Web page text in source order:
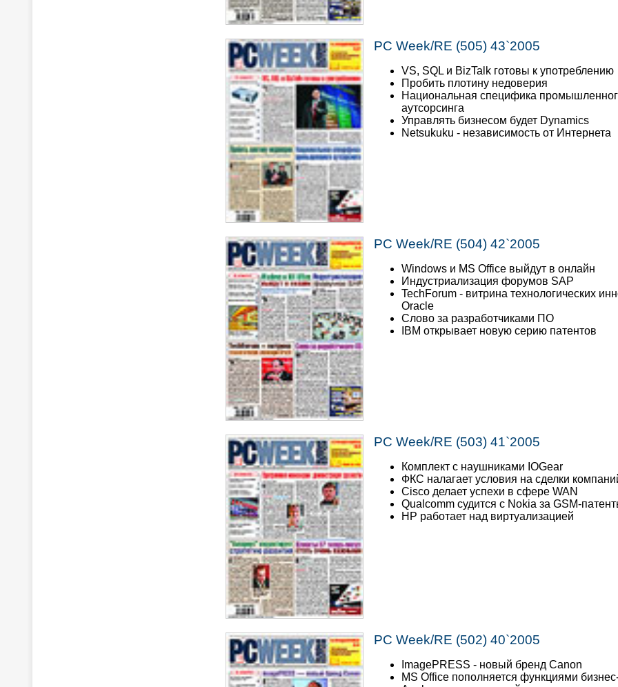
PC Week/RE (505) 43`2005
VS, SQL и BizTalk готовы к употреблению
Пробить плотину недоверия
Национальная специфика
аутсорсинга
Управлять бизнесом будет Dynamics
Netsukuku - независимость от Интернета
PC Week/RE (504) 42`2005
Windows и MS Office выйдут в онлайн
Индустриализация форумов SAP
TechForum - витрина технологических
Oracle
Слово за разработчиками ПО
IBM открывает новую серию патентов
PC Week/RE (503) 41`2005
Комплект с наушниками IOGear
ФКС налагает условия на сделки
Cisco делает успехи в сфере WAN
Qualcomm судится с Nokia за GSM-
HP работает над виртуализацией
PC Week/RE (502) 40`2005
ImagePRESS - новый бренд Canon
MS Office пополняется функциями